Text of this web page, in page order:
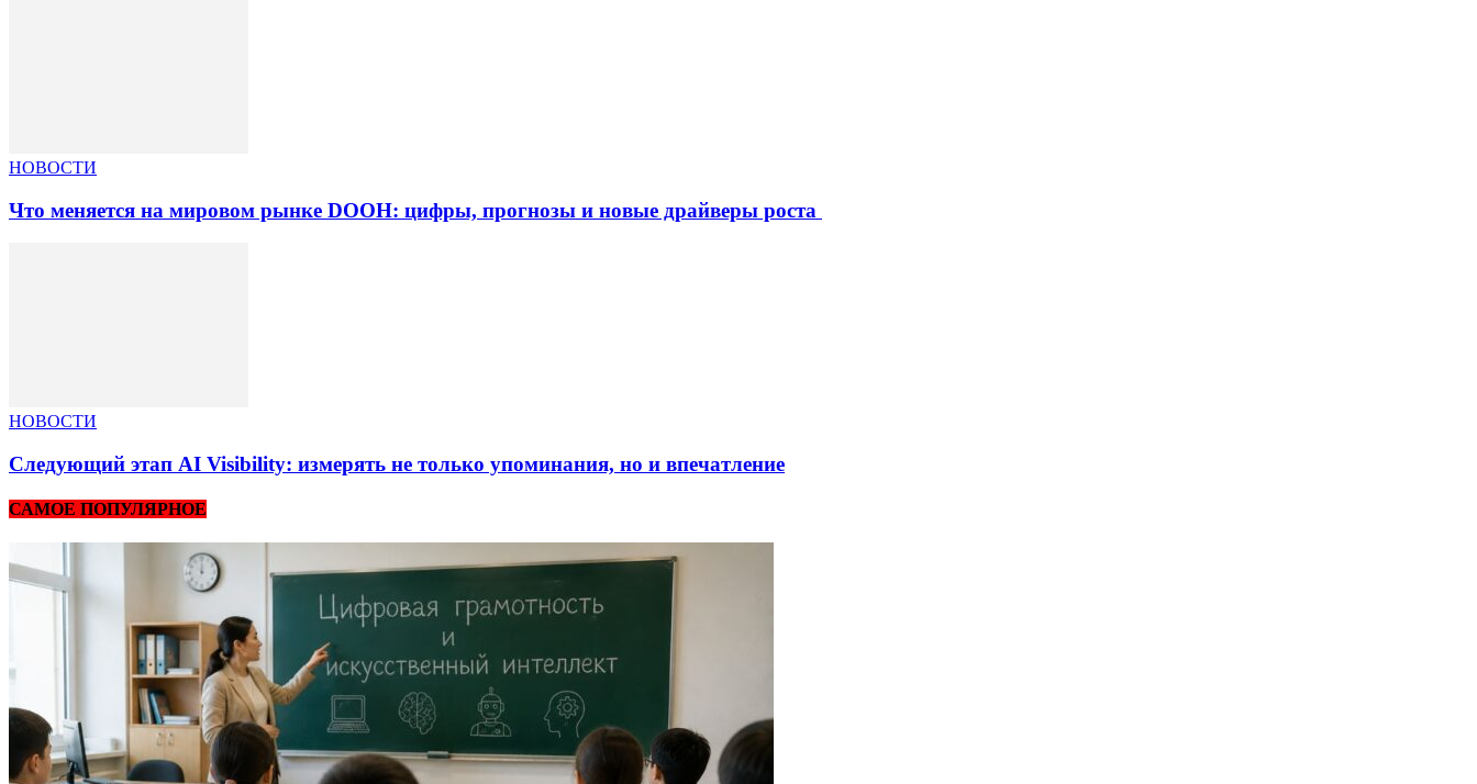
НОВОСТИ
Что меняется на мировом рынке DOOH: цифры, прогнозы и новые драйверы роста
НОВОСТИ
Следующий этап AI Visibility: измерять не только упоминания, но и впечатление
САМОЕ ПОПУЛЯРНОЕ